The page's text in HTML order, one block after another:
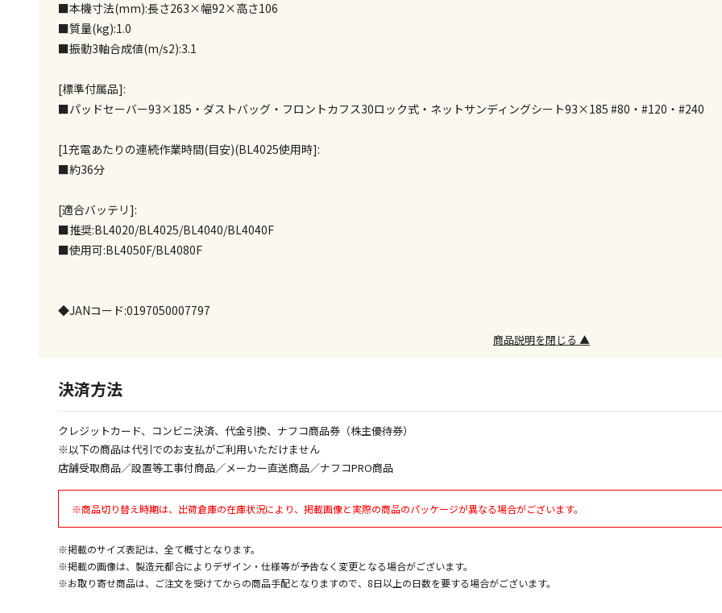
■本機寸法(mm):長さ263×幅92×高さ106
■質量(kg):1.0
■振動3軸合成値(m/s2):3.1
[標準付属品]:
■パッドセーバー93×185・ダストバッグ・フロントカフス30ロック式・ネットサンディングシート93×185 #80・#120・#240
[1充電あたりの連続作業時間(目安)(BL4025使用時]:
■約36分
[適合バッテリ]:
■推奨:BL4020/BL4025/BL4040/BL4040F
■使用可:BL4050F/BL4080F
◆JANコード:0197050007797
商品説明を閉じる ▲
決済方法
クレジットカード、コンビニ決済、代金引換、ナフコ商品券（株主優待券）
※以下の商品は代引でのお支払がご利用いただけません
店舗受取商品／設置等工事付商品／メーカー直送商品／ナフコPRO商品
※商品切り替え時期は、出荷倉庫の在庫状況により、掲載画像と実際の商品のパッケージが異なる場合がございます。
※掲載のサイズ表記は、全て概寸となります。
※掲載の画像は、製造元都合によりデザイン・仕様等が予告なく変更となる場合がございます。
※お取り寄せ商品は、ご注文を受けてからの商品手配となりますので、8日以上の日数を要する場合がございます。